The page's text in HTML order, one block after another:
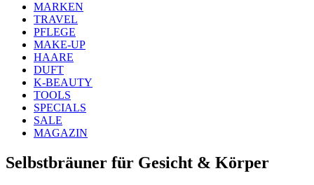
MARKEN
TRAVEL
PFLEGE
MAKE-UP
HAARE
DUFT
K-BEAUTY
TOOLS
SPECIALS
SALE
MAGAZIN
Selbstbräuner für Gesicht & Körper